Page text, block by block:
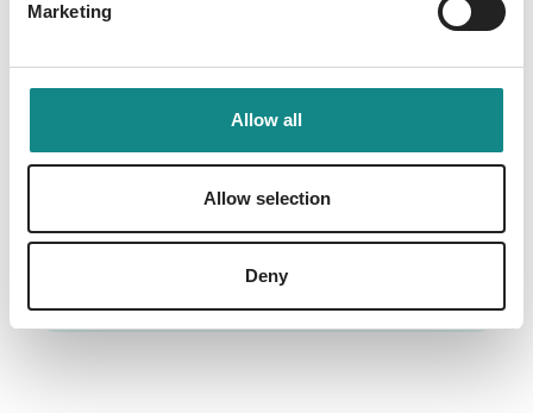
Marketing
Allow all
Allow selection
Deny
Weinen und Nachdenken bringt - und
bisschen mutiger zu gestalten.
Information